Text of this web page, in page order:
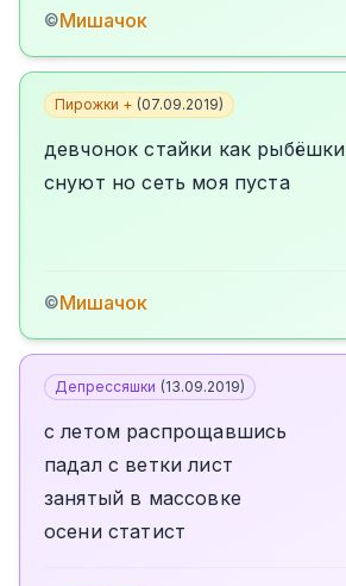
©Мишачок
Пирожки + (07.09.2019)
девчонок стайки как рыбёшки
снуют но сеть моя пуста
©Мишачок
Депрессяшки (13.09.2019)
с летом распрощавшись
падал с ветки лист
занятый в массовке
осени статист